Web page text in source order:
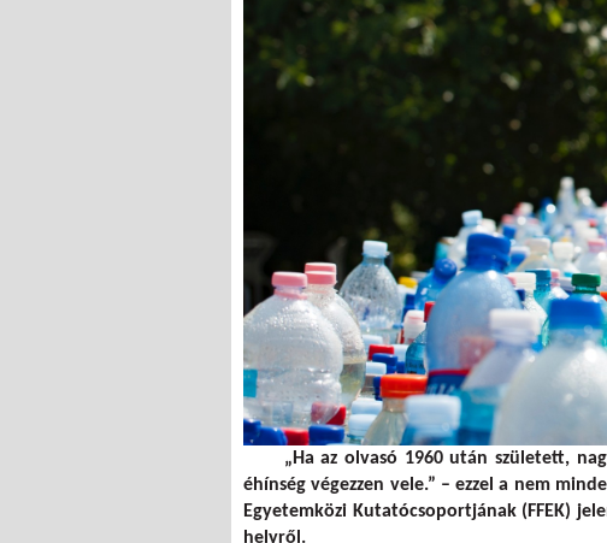
„Ha az olvasó 1960 után született,
éhínség végezzen vele.” – ezzel a nem
Egyetemközi Kutatócsoportjának (FFEK)
helyről.